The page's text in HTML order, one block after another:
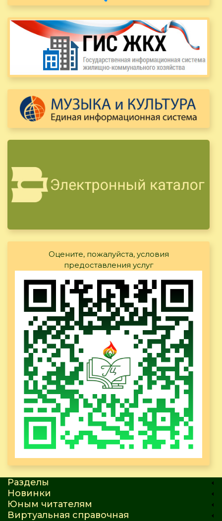
Оцените, пожалуйста, условия
предоставления услуг
Разделы
Новинки
Юным читателям
Виртуальная справочная